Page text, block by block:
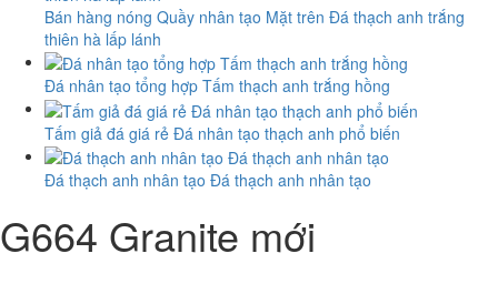
Bán hàng nóng Quầy nhân tạo Mặt trên Đá thạch anh trắng
thiên hà lấp lánh
Đá nhân tạo tổng hợp Tấm thạch anh trắng hồng
Tấm giả đá giá rẻ Đá nhân tạo thạch anh phổ biến
Đá thạch anh nhân tạo Đá thạch anh nhân tạo
G664 Granite mới